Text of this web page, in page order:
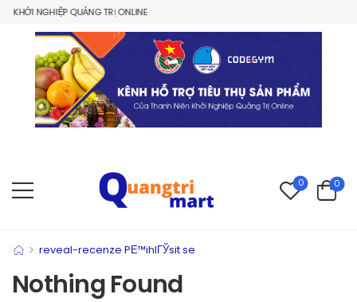
NGHIỆP QUẢNG TRỊ ONLINE
0 0
> reveal-recenze PЕ™ihlГЎsit se
Nothing Found